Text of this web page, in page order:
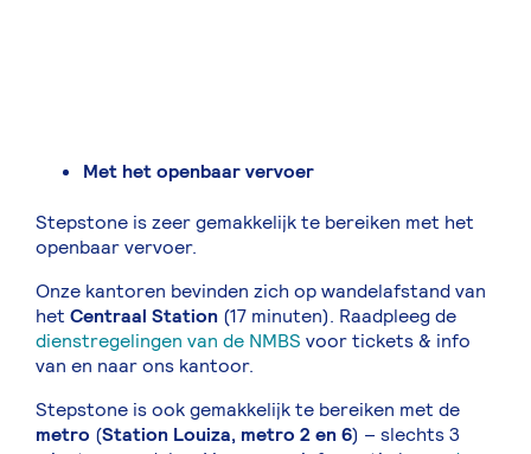
Met het openbaar vervoer
Stepstone is zeer gemakkelijk te bereiken met het
openbaar vervoer.
Onze kantoren bevinden zich op wandelafstand van
het Centraal Station (17 minuten). Raadpleeg de
dienstregelingen van de NMBS voor tickets & info
van en naar ons kantoor.
Stepstone is ook gemakkelijk te bereiken met de
metro (Station Louiza, metro 2 en 6) – slechts 3